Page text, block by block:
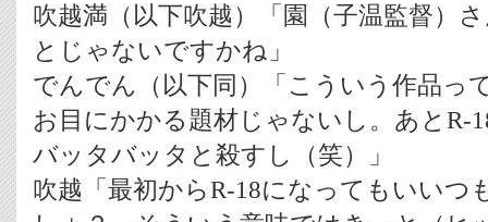
吹越満（以下吹越）「園（子温監督）
とじゃないですかね」
でんでん（以下同）「こういう作品っ
お目にかかる題材じゃないし。あとR-
バッタバッタと殺すし（笑）」
吹越「最初からR-18になってもいいつ